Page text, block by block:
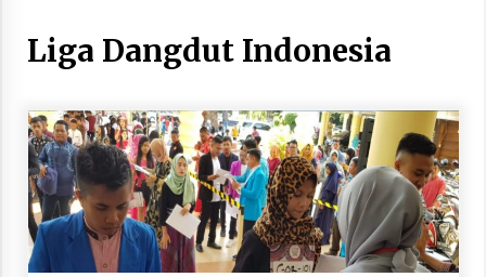
Liga Dangdut Indonesia